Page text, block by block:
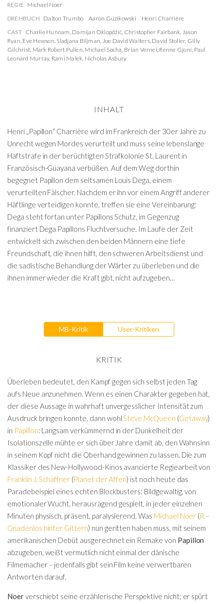
REGIE Michael Noer
DREHBUCH Dalton Trumbo Aaron Guzikowski
Henri Charrière
CAST Charlie Hunnam Damijan Oklopdžić Christopher Fairbank Jason
Ryan Eve Hewson Sladjana Biljman Joe David Walters, David Stoller, Gilly
Gilchrist Mark Robert Pullen Michael Socha Brian Vernel Renne Gjoni Paul
Leonard Murray, Rami Malek Nicholas Asbury
INHALT
Henri „Papillon“ Charrière wird im Frankreich der 30er Jahre zu
Unrecht wegen Mordes verurteilt und muss seine lebenslange
Haftstrafe in der berüchtigten Strafkolonie St. Laurent in
Französisch-Guayana verbüßen. Auf dem Weg dorthin
begegnet Papillon dem seltsamen Louis Dega, einem
verurteilten Fälscher. Nachdem er ihn vor einem Angriff anderer
Häftlinge verteidigen konnte, treffen sie eine Vereinbarung:
Dega steht fortan unter Papillons Schutz, im Gegenzug
finanziert Dega Papillons Fluchtversuche. Im Laufe der Zeit
entwickelt sich zwischen den beiden Männern eine tiefe
Freundschaft, die ihnen hilft, den schweren Arbeitsdienst und
die sadistische Behandlung der Wärter zu überleben und die
ihnen immer wieder die Kraft gibt, nicht aufzugeben…
MB-Kritik User-Kritiken
KRITIK
Überleben bedeutet, den Kampf gegen sich selbst jeden Tag
aufs Neue anzunehmen. Wenn es einen Charakter gegeben hat,
der diese Aussage in wahrhaft unvergesslicher Intensität zum
Ausdruck bringen konnte, dann wohlSteve McQueen (Getaway)
in Papillon: Langsam verkümmernd in der Dunkelheit der
Isolationszelle mühte er sich über Jahre damit ab, den Wahnsinn
in seinem Kopf nicht die Oberhand gewinnen zu lassen. Die zum
Klassiker des New-Hollywood-Kinos avancierte Regiearbeit von
Franklin J. Schaffner (Planet der Affen) ist noch heute das
Paradebeispiel eines echten Blockbusters: Bildgewaltig, von
emotionaler Wucht, herausragend gespielt, in jeder einzelnen
Minuten physisch, präsent, paralysierend. Was Michael Noer (R –
Gnadenlos hinter Gittern) nun geritten haben muss, mit seinem
amerikanischen Debüt ausgerechnet ein Remake von Papillon
abzugeben, weißt vermutlich nicht einmal der dänische
Filmemacher – jedenfalls gibt sein Film keine verwertbaren
Antworten darauf.
Noerverschiebt seine erzählerische Perspektive nicht; er spürt